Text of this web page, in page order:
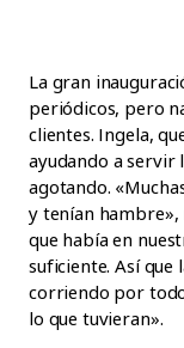
La gran
periódicos, pero
clientes. Ingela,
ayudando a servir
agotando.
y tenían hambre»,
que había en
suficiente. Así que
corriendo por
lo que tuvieran».